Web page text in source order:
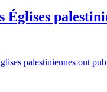
Églises
palestiniennes ont